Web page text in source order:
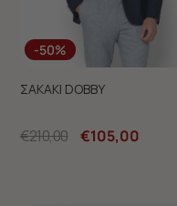
-50%
ΣΑΚΑΚΙ DOBBY
€210,00 €105,00